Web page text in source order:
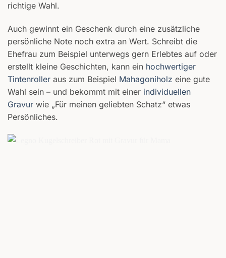
richtige Wahl.
Auch gewinnt ein Geschenk durch eine zusätzliche
persönliche Note noch extra an Wert. Schreibt die
Ehefrau zum Beispiel unterwegs gern Erlebtes auf oder
erstellt kleine Geschichten, kann ein hochwertiger
Tintenroller aus zum Beispiel Mahagoniholz eine gute
Wahl sein – und bekommt mit einer individuellen
Gravur wie „Für meinen geliebten Schatz“ etwas
Persönliches.